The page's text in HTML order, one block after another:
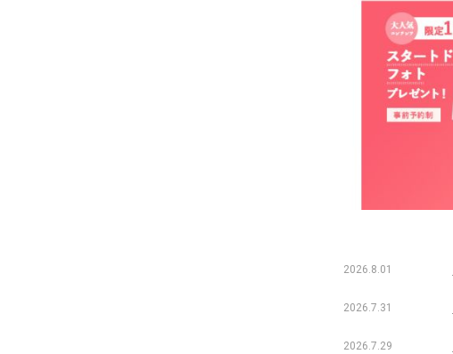
2026.8.01
2026.7.31
2026.7.29